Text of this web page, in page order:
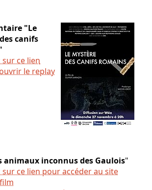
"Le
canifs
sur ce lien
le replay
animaux inconnus des Gaulois"
sur ce lien pour accéder au site